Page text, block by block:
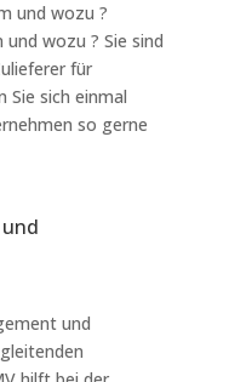
und wozu ?
wozu ? Sie sind
für
Sie sich einmal
so gerne
und